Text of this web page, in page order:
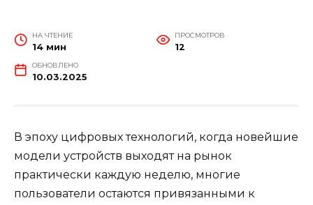
НА ЧТЕНИЕ
14 мин
ПРОСМОТРОВ
12
ОБНОВЛЕНО
10.03.2025
В эпоху цифровых технологий, когда новейшие
модели устройств выходят на рынок
практически каждую неделю, многие
пользователи остаются привязанными к